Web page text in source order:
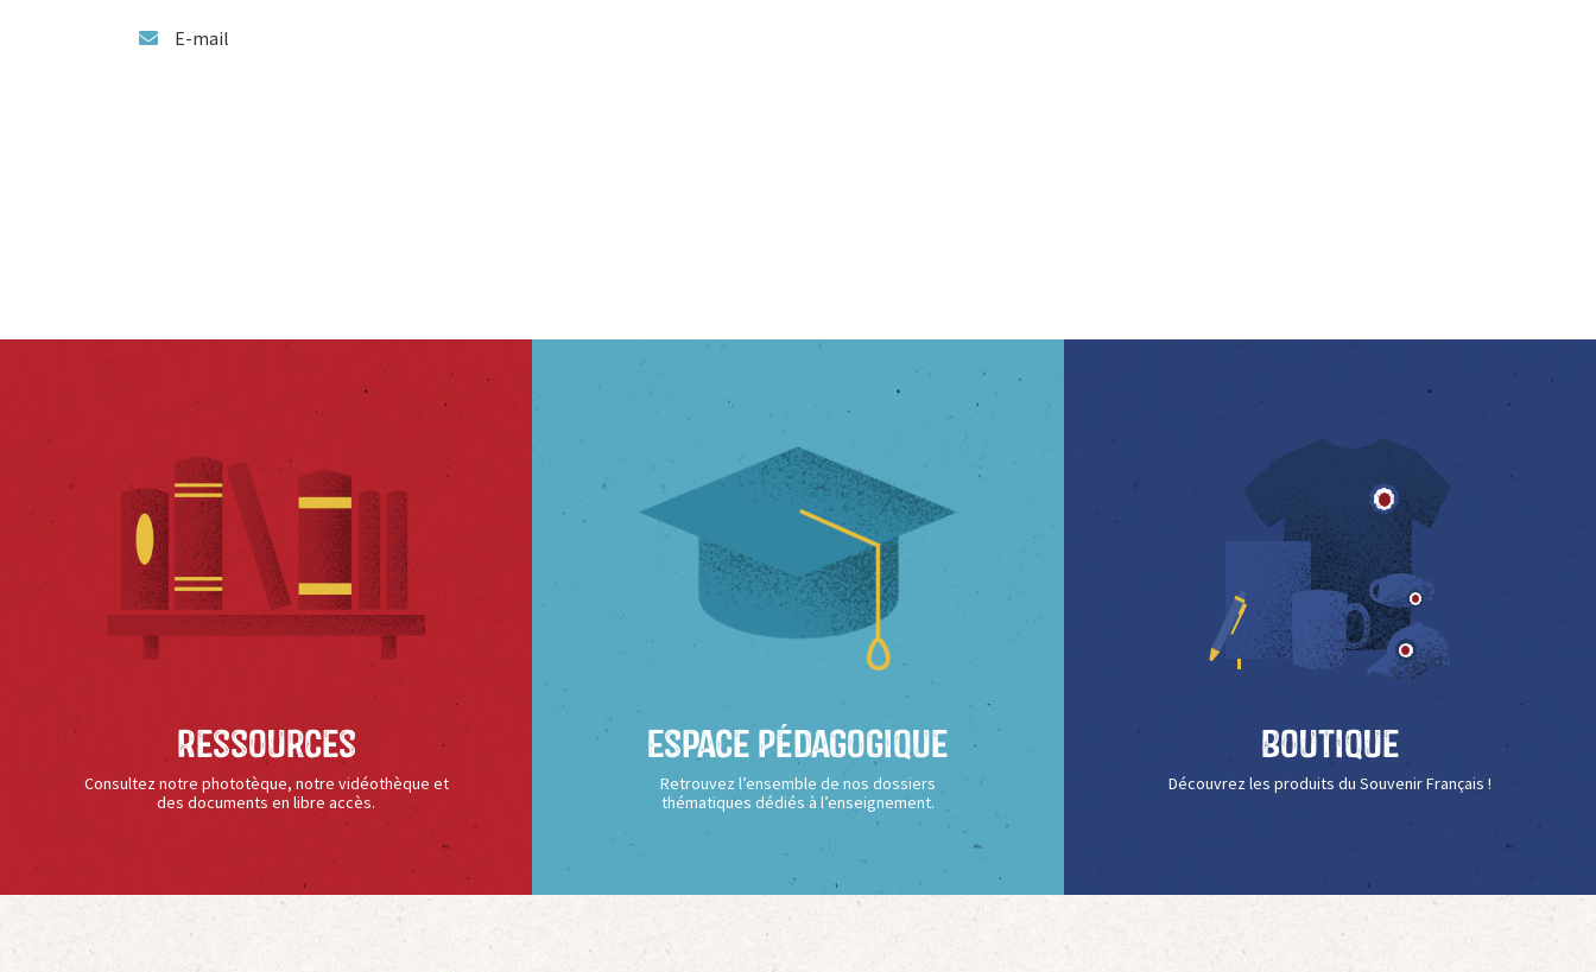
E-mail
Ressources
Consultez notre phototèque, notre vidéothèque et
des documents en libre accès.
Espace Pédagogique
Retrouvez l’ensemble de nos dossiers
thématiques dédiés à l’enseignement.
Boutique
Découvrez les produits du Souvenir Français !